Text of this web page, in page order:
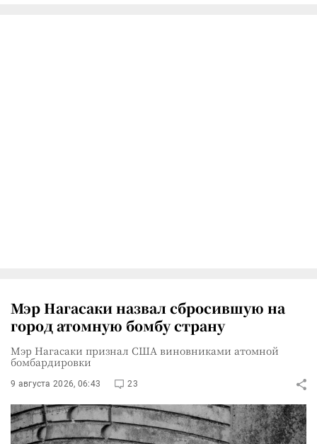
Мэр Нагасаки назвал сбросившую на
город атомную бомбу страну
Мэр Нагасаки признал США виновниками атомной
бомбардировки
9 августа 2026, 06:43 23